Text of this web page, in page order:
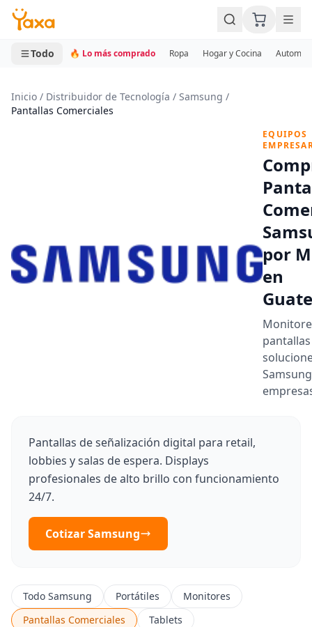
MINI CARRITO
0 productos
Todo 🔥 Lo más comprado Ropa Hogar y Cocina
Inicio / Distribuidor de Tecnología / Samsung /
Pantallas Comerciales
EQUIPOS
por
en
Pantallas de señalización digital para retail,
lobbies y salas de espera. Displays
profesionales de alto brillo con funcionamiento
24/7.
Cotizar Samsung
Todo Samsung Portátiles
Monitores
Pantallas Comerciales
Tablets